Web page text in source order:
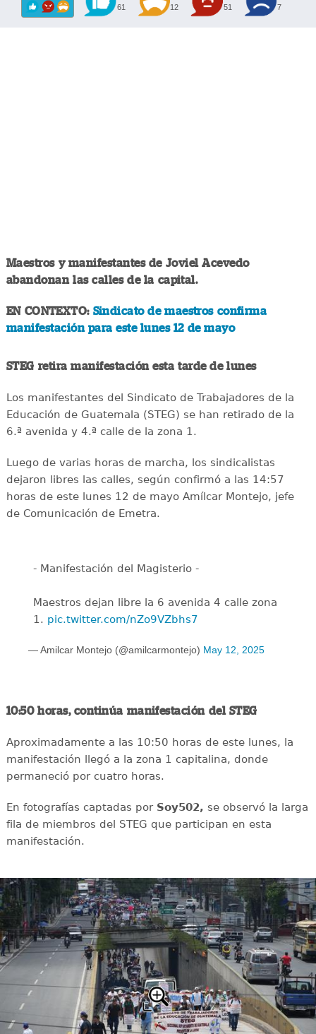
61 12 51 7
Maestros y manifestantes de Joviel Acevedo
abandonan las calles de la capital.
EN CONTEXTO:Sindicato de maestros confirma
manifestación para este lunes 12 de mayo
STEG retira manifestación esta tarde de lunes
Los manifestantes del Sindicato de Trabajadores de la
Educación de Guatemala (STEG) se han retirado de la
6.ª avenida y 4.ª calle de la zona 1.
Luego de varias horas de marcha, los sindicalistas
dejaron libres las calles, según confirmó a las 14:57
horas de este lunes 12 de mayo Amílcar Montejo, jefe
de Comunicación de Emetra.
- Manifestación del Magisterio -
Maestros dejan libre la 6 avenida 4 calle zona
1. pic.twitter.com/nZo9VZbhs7
— Amilcar Montejo (@amilcarmontejo) May 12, 2025
10:50 horas, continúa manifestación del STEG
Aproximadamente a las 10:50 horas de este lunes, la
manifestación llegó a la zona 1 capitalina, donde
permaneció por cuatro horas.
En fotografías captadas por Soy502, se observó la larga
fila de miembros del STEG que participan en esta
manifestación.